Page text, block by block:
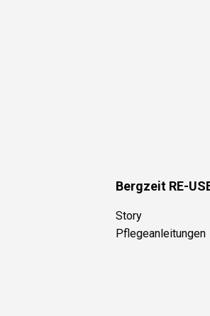
Bergzeit RE-
Story
Pflegeanleitungen